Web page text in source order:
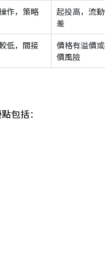
作，策略
起投高，流
差
低，間接
價格有溢價
價風險
包括：